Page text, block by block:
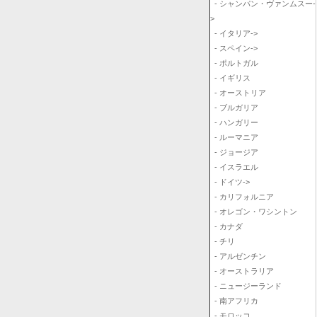
- シャンパン・ヴァンムスー-
>
- イタリア->
- スペイン->
- ポルトガル
- イギリス
- オーストリア
- ブルガリア
- ハンガリー
- ルーマニア
- ジョージア
- イスラエル
- ドイツ->
- カリフォルニア
- オレゴン・ワシントン
- カナダ
- チリ
- アルゼンチン
- オーストラリア
- ニュージーランド
- 南アフリカ